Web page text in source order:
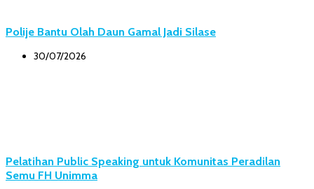
Polije Bantu Olah Daun Gamal Jadi Silase
30/07/2026
Pelatihan Public Speaking untuk Komunitas Peradilan
Semu FH Unimma